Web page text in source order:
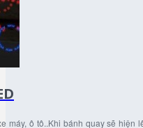
máy, ô tô..Khi bánh quay sẽ hiện